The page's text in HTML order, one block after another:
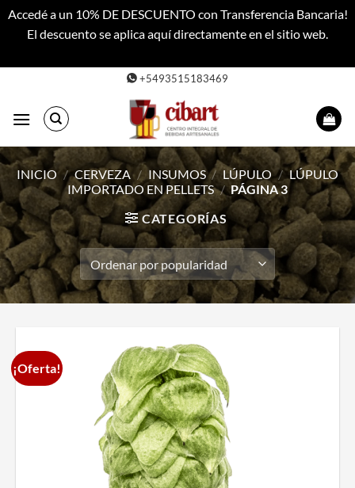
Accedé a un 10% DE DESCUENTO con Transferencia Bancaria!
El descuento se aplica aquí directamente en el sitio web.
contenido
+5493515183469
INICIO / CERVEZA / INSUMOS / LÚPULO / LÚPULO
IMPORTADO EN PELLETS / PÁGINA 3
CATEGORÍAS
¡Oferta!